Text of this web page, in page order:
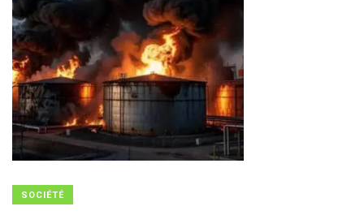
SOCIÉTÉ